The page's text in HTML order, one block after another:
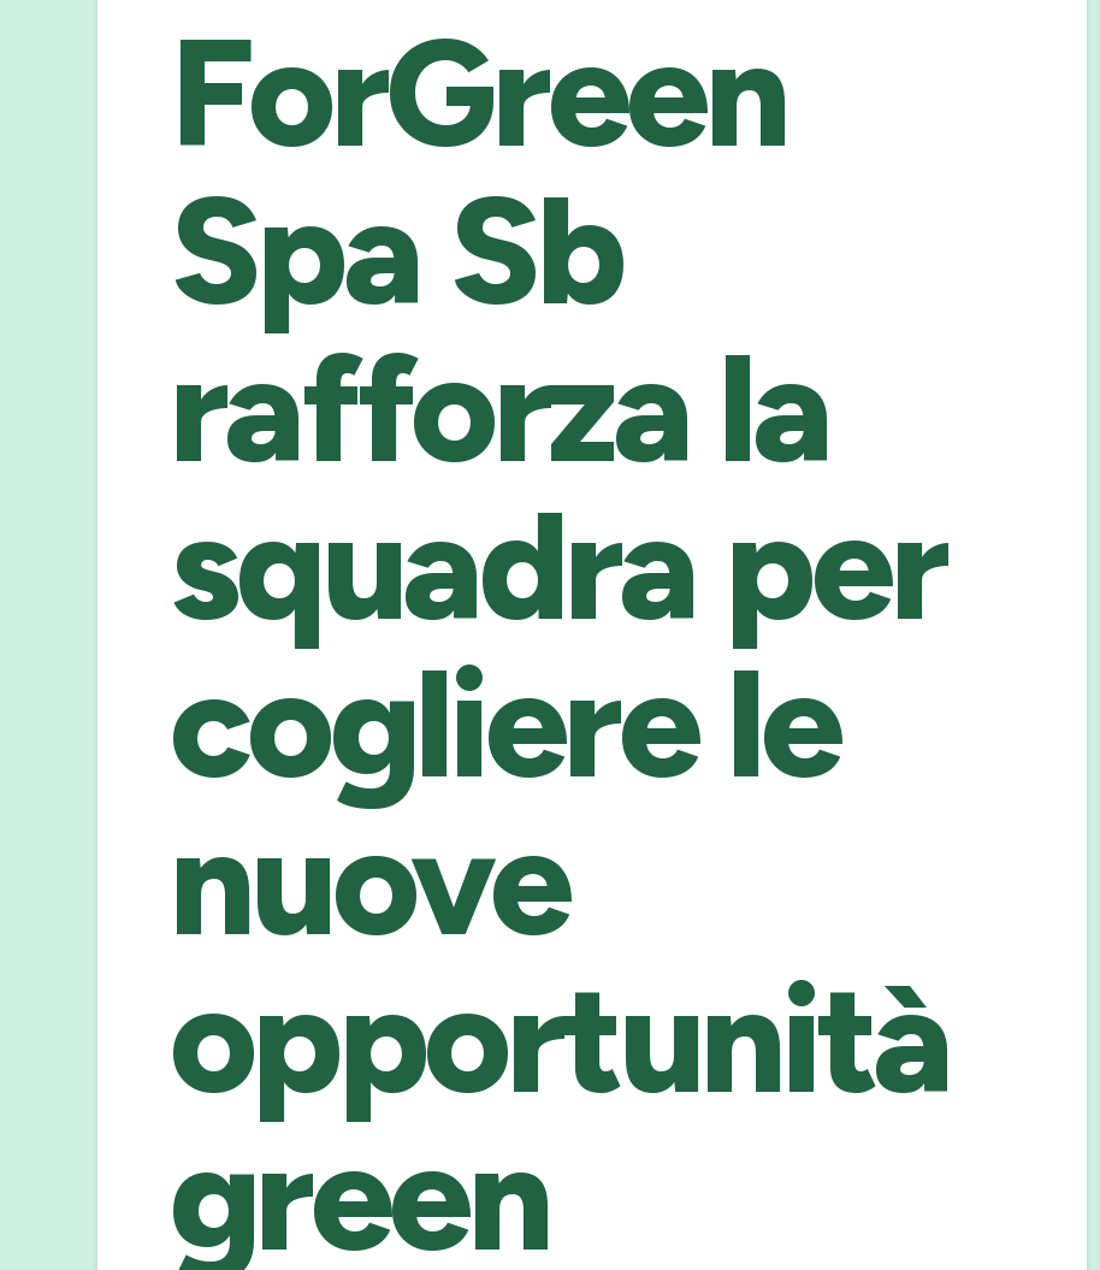
ForGreen
Spa Sb
rafforza la
squadra per
cogliere le
nuove
opportunità
green